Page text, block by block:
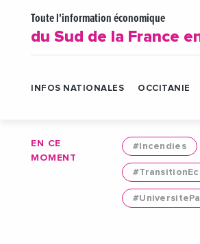
Toute l'information économique
du Sud de la France
INFOS NATIONALES OCCITANIE
EN CE
MOMENT
#Incendies